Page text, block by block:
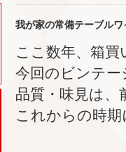
我が家の常備テーブルワ
ここ数年、箱
今回のビンテー
品質・味見は
これからの時